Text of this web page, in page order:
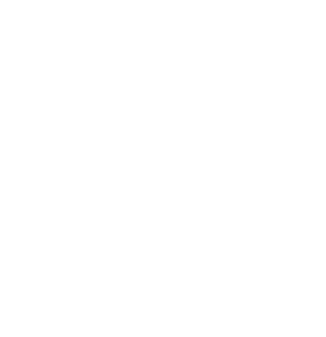
в актовом
по
книгу